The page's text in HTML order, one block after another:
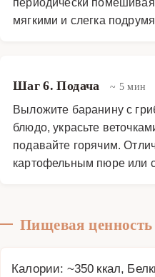
мягкими и слегка
Шаг 6. Подача ~ 5 мин
Выложите баранину с
блюдо, украсьте
подавайте горячим.
картофельным пюре или
Пищевая
Калории: ~350 ккал,